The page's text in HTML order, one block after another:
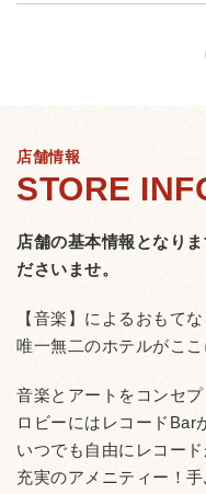
店舗情報
店舗の基本情報となりま
ださいませ。
【音楽】によるおもてな
唯一無二のホテルがここ
音楽とアートをコンセ
ロビーにはレコードBar
いつでも自由にレコード
充実のアメニティー！